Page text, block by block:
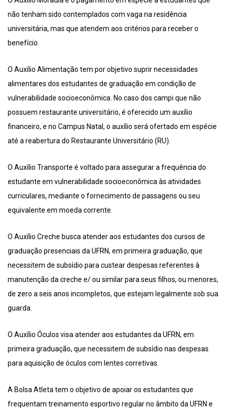
não tenham sido contemplados com vaga na residência
universitária, mas que atendem aos critérios para receber o
benefício.
O Auxílio Alimentação tem por objetivo suprir necessidades
alimentares dos estudantes de graduação em condição de
vulnerabilidade socioeconômica. No caso dos campi que não
possuem restaurante universitário, é oferecido um auxílio
financeiro, e no Campus Natal, o auxílio será ofertado em espécie
até a reabertura do Restaurante Universitário (RU).
O Auxílio Transporte é voltado para assegurar a frequência do
estudante em vulnerabilidade socioeconômica às atividades
curriculares, mediante o fornecimento de passagens ou seu
equivalente em moeda corrente.
O Auxílio Creche busca atender aos estudantes dos cursos de
graduação presenciais da UFRN, em primeira graduação, que
necessitem de subsídio para custear despesas referentes à
manutenção da creche e/ ou similar para seus filhos, ou menores,
de zero a seis anos incompletos, que estejam legalmente sob sua
guarda.
O Auxílio Óculos visa atender aos estudantes da UFRN, em
primeira graduação, que necessitem de subsídio nas despesas
para aquisição de óculos com lentes corretivas.
A Bolsa Atleta tem o objetivo de apoiar os estudantes que
frequentam treinamento esportivo regular no âmbito da UFRN e